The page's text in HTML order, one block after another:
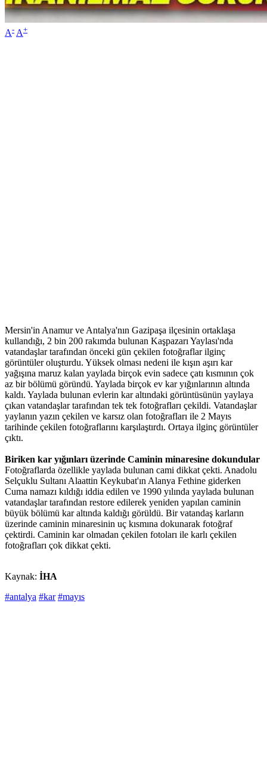
A- A+
Mersin'in Anamur ve Antalya'nın Gazipaşa ilçesinin ortaklaşa
kullandığı, 2 bin 200 rakımda bulunan Kaşpazarı Yaylası'nda
vatandaşlar tarafından önceki gün çekilen fotoğraflar ilginç
görüntüler oluşturdu. Yüksek olması nedeni ile kışın aşırı kar
yağışına maruz kalan yaylada birçok evin sadece çatı kısmının çok
az bir bölümü göründü. Yaylada birçok ev kar yığınlarının altında
kaldı. Yaylada bulunan evlerin kar altındaki görüntüsünün yaylaya
çıkan vatandaşlar tarafından tek tek fotoğrafları çekildi. Vatandaşlar
yaylanın yazın çekilen ve karsız olan fotoğrafları ile 2 Mayıs
tarihinde çekilen fotoğraflarını karşılaştırdı. Ortaya ilginç görüntüler
çıktı.
Biriken kar yığınları üzerinde Caminin minaresine dokundular
Fotoğraflarda özellikle yaylada bulunan cami dikkat çekti. Anadolu
Selçuklu Sultanı Alaattin Keykubat'ın Alanya Fethine giderken
Cuma namazı kıldığı iddia edilen ve 1990 yılında yaylada bulunan
vatandaşlar tarafından restore edilerek yeniden yapılan caminin
büyük bölümü kar altında kaldığı görüldü. Bir vatandaş karların
üzerinde caminin minaresinin uç kısmına dokunarak fotoğraf
çektirdi. Caminin kar olmadan çekilen fotoları ile karlı çekilen
fotoğrafları çok dikkat çekti.
Kaynak: İHA
#antalya #kar #mayıs